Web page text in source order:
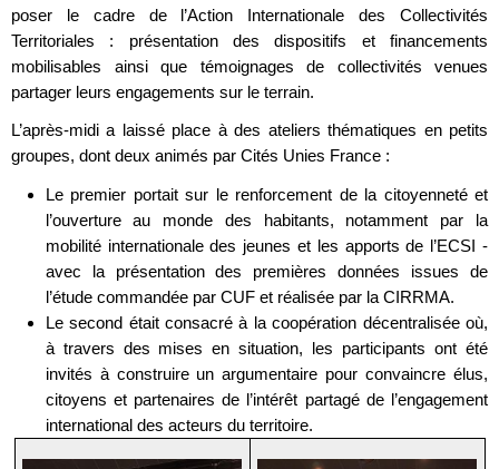
poser le cadre de l’Action Internationale des Collectivités
Territoriales : présentation des dispositifs et financements
mobilisables ainsi que témoignages de collectivités venues
partager leurs engagements sur le terrain.
L’après-midi a laissé place à des ateliers thématiques en petits
groupes, dont deux animés par Cités Unies France :
Le premier portait sur le renforcement de la citoyenneté et
l’ouverture au monde des habitants, notamment par la
mobilité internationale des jeunes et les apports de l’ECSI -
avec la présentation des premières données issues de
l’étude commandée par CUF et réalisée par la CIRRMA.
Le second était consacré à la coopération décentralisée où,
à travers des mises en situation, les participants ont été
invités à construire un argumentaire pour convaincre élus,
citoyens et partenaires de l’intérêt partagé de l’engagement
international des acteurs du territoire.